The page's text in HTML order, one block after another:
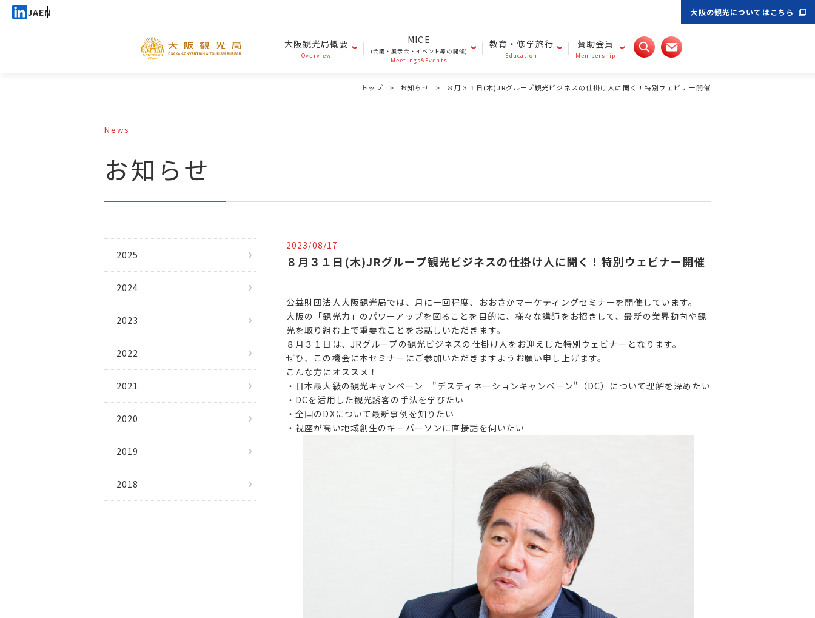
JAEN 大阪の観光についてはこちら
大阪観光局概要
Overview
MICE
(会議・展示会・イベント等の開催)
Meetings&Events
教育・修学旅行
Education
賛助会員
Membership
トップ お知らせ ８月３１日(木)JRグループ観光ビジネスの仕掛け人に聞く！特別ウェビナー開催
News
お知らせ
2023/08/17
８月３１日(木)JRグループ観光ビジネスの仕掛け人に聞く！特別ウェビナー開催
公益財団法人大阪観光局では、月に一回程度、おおさかマーケティングセミナーを開催しています。
大阪の「観光力」のパワーアップを図ることを目的に、 様々な講師をお招きして、最新の業界動向や観
光を取り組む上で重要なことをお話しいただきます。
８月３１日は、 JRグループの観光ビジネスの仕掛け人をお迎えした特別ウェビナーとなります。
ぜひ、この機会に本セミナーにご参加いただきますようお願い申し上げます。
こんな方にオススメ！
・日本最大級の観光キャンペーン "デスティネーションキャンペーン"（DC）について理解を深めたい
・DCを活用した観光誘客の手法を学びたい
・全国のDXについて最新事例を知りたい
・視座が高い地域創生のキーパーソンに直接話を伺いたい
2025
2024
2023
2022
2021
2020
2019
2018